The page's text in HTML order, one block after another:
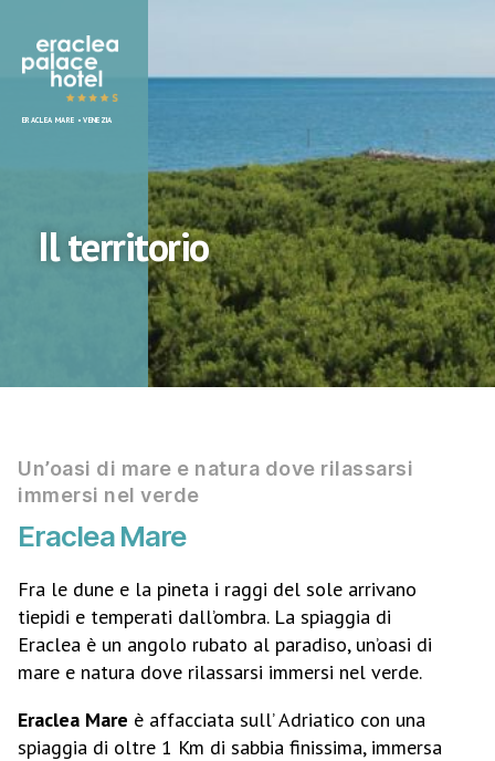
ERACLEA MARE • VENEZIA
Il territorio
Un’oasi di mare e natura dove rilassarsi
immersi nel verde
Eraclea Mare
Fra le dune e la pineta i raggi del sole arrivano
tiepidi e temperati dall’ombra. La spiaggia di
Eraclea è un angolo rubato al paradiso, un’oasi di
mare e natura dove rilassarsi immersi nel verde.
Eraclea Mare è affacciata sull’ Adriatico con una
spiaggia di oltre 1 Km di sabbia finissima, immersa